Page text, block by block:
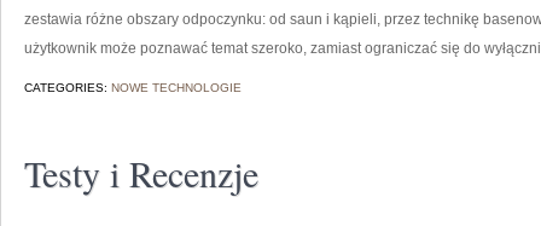
zestawia różne obszary odpoczynku: od saun i kąpieli, przez technikę
użytkownik może poznawać temat szeroko, zamiast ograniczać się do
CATEGORIES: NOWE TECHNOLOGIE
Testy i Recenzje